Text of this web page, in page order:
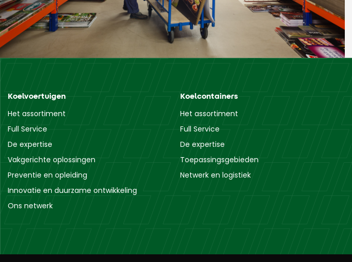
Koelvoertuigen
Het assortiment
Full Service
De expertise
Vakgerichte oplossingen
Preventie en opleiding
Innovatie en duurzame ontwikkeling
Ons netwerk
Koelcontainers
Het assortiment
Full Service
De expertise
Toepassingsgebieden
Netwerk en logistiek